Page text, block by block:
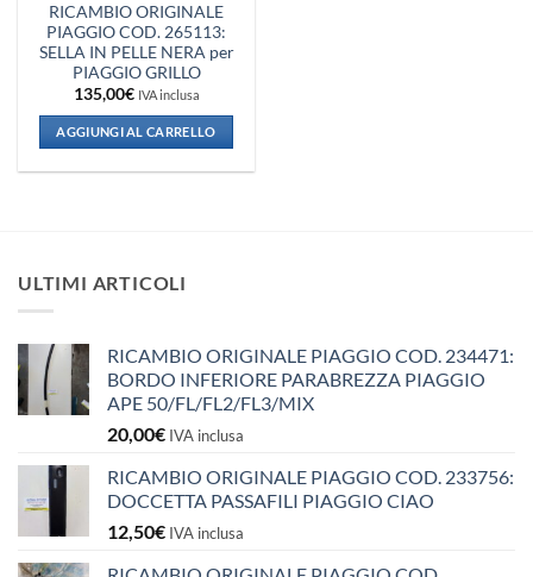
RICAMBIO ORIGINALE
PIAGGIO COD. 265113:
SELLA IN PELLE NERA per
PIAGGIO GRILLO
135,00€ IVA inclusa
AGGIUNGI AL CARRELLO
ULTIMI ARTICOLI
RICAMBIO ORIGINALE PIAGGIO COD. 234471:
BORDO INFERIORE PARABREZZA PIAGGIO
APE 50/FL/FL2/FL3/MIX
20,00€ IVA inclusa
RICAMBIO ORIGINALE PIAGGIO COD. 233756:
DOCCETTA PASSAFILI PIAGGIO CIAO
12,50€ IVA inclusa